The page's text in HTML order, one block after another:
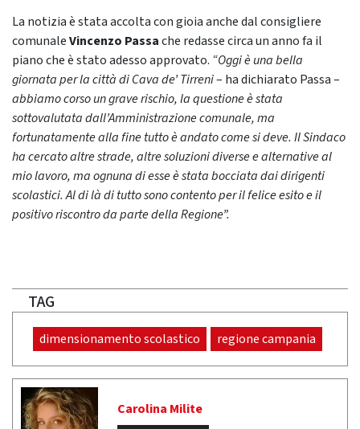
La notizia è stata accolta con gioia anche dal consigliere
comunaleVincenzo Passache redasse circa un anno fa il
piano che è stato adesso approvato. “Oggi è una bella
giornata per la città di Cava de’ Tirreni– ha dichiarato Passa –
abbiamo corso un grave rischio, la questione è stata
sottovalutata dall’Amministrazione comunale, ma
fortunatamente alla fine tutto è andato come si deve. Il Sindaco
ha cercato altre strade, altre soluzioni diverse e alternative al
mio lavoro, ma ognuna di esse è stata bocciata dai dirigenti
scolastici. Al di là di tutto sono contento per il felice esito e il
positivo riscontro da parte della Regione”.
TAG
dimensionamento scolastico regione campania
Carolina Milite